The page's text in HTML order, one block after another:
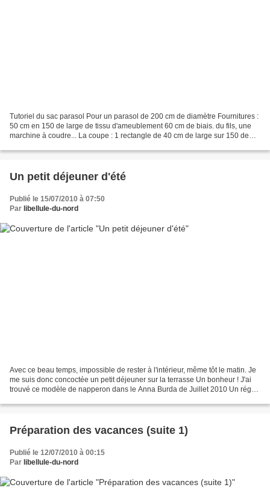
Tutoriel du sac parasol Pour un parasol de 200 cm de diamètre Fournitures :
50 cm en 150 de large de tissu d'ameublement 60 cm de biais. du fils, une
marchine à coudre... La coupe : 1 rectangle de 40 cm de large sur 150 de
Un petit déjeuner d'été
Publié le 15/07/2010 à 07:50
Par libellule-du-nord
Avec ce beau temps, impossible de rester à l'intérieur, même tôt le matin. Je
me suis donc concoctée un petit déjeuner sur la terrasse Un bonheur ! J'ai
trouvé ce modèle de napperon dans le Anna Burda de Juillet 2010 Un régal
Préparation des vacances (suite 1)
Publié le 12/07/2010 à 00:15
Par libellule-du-nord